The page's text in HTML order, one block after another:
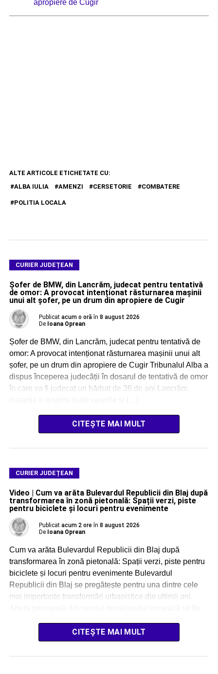
apropiere de Cugir
ALTE ARTICOLE ETICHETATE CU:
ALBA IULIA
AMENZI CERSETORIE COMBATERE
POLITIA LOCALA
CURIER JUDEȚEAN
Șofer de BMW, din Lancrăm, judecat pentru tentativă
de omor: A provocat intenționat răsturnarea mașinii
unui alt șofer, pe un drum din apropiere de Cugir
Publicat acum o oră în 8 august 2026
De Ioana Oprean
Șofer de BMW, din Lancrăm, judecat pentru tentativă de
omor: A provocat intenționat răsturnarea mașinii unui alt
șofer, pe un drum din apropiere de Cugir Tribunalul Alba a
dispus începerea judecății în dosarul de tentativă de omor
în care va fi judecat un bărbat de 36 de ani Lancrăm.
CITEȘTE MAI MULT
CURIER JUDEȚEAN
Video | Cum va arăta Bulevardul Republicii din Blaj după
transformarea în zonă pietonală: Spații verzi, piste
pentru biciclete și locuri pentru evenimente
Publicat acum 2 ore în 8 august 2026
De Ioana Oprean
Cum va arăta Bulevardul Republicii din Blaj după
transformarea în zonă pietonală: Spații verzi, piste pentru
biciclete și locuri pentru evenimente Bulevardul
Republicii din Blaj se pregătește pentru una dintre cele
mai importante transformări urbanistice din ultimii ani.
proiect estimat la […]CITEȘTE MAI MULT